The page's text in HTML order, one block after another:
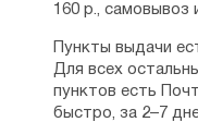
160 р., самовывоз
Пункты выдачи
Для всех
пунктов есть
быстро, за 2–7